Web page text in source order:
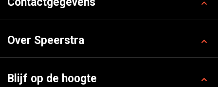
Over Speerstra
Blijf op de hoogte